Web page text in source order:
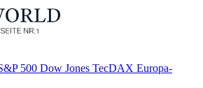
500 Dow Jones TecDAX Europa-